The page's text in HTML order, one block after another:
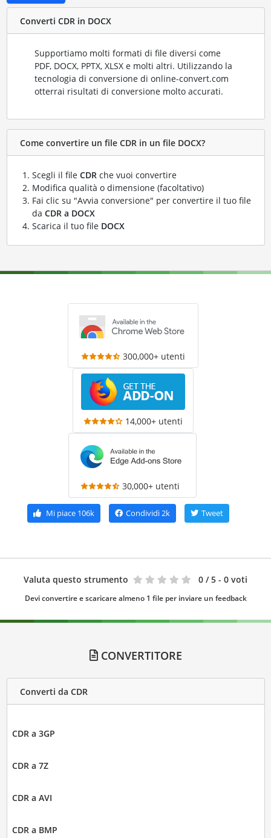
Converti CDR in DOCX
Supportiamo molti formati di file diversi come
PDF, DOCX, PPTX, XLSX e molti altri. Utilizzando la
tecnologia di conversione di online-convert.com
otterrai risultati di conversione molto accurati.
Come convertire un file CDR in un file DOCX?
Scegli il file CDRche vuoi convertire
Modifica qualità o dimensione (facoltativo)
Fai clic su "Avvia conversione" per convertire il tuo file
da CDR a DOCX
Scarica il tuo file DOCX
300,000+ utenti
14,000+ utenti
30,000+ utenti
Mi piace 106k Condividi2k Tweet
Valuta questo strumento 0 / 5 - 0 voti
Devi convertire e scaricare almeno 1 file per inviare un feedback
CONVERTITORE
Converti da CDR
CDR a 3GP
CDR a 7Z
CDR a AVI
CDR a BMP